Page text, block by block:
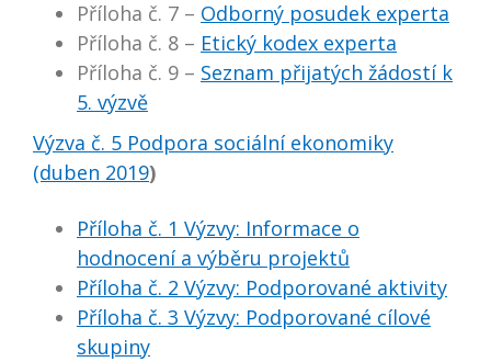
Příloha č. 7 – Odborný posudek experta
Příloha č. 8 – Etický kodex experta
Příloha č. 9 – Seznam přijatých žádostí k
5. výzvě
Výzva č. 5 Podpora sociální ekonomiky
(duben 2019)
Příloha č. 1 Výzvy: Informace o
hodnocení a výběru projektů
Příloha č. 2 Výzvy: Podporované aktivity
Příloha č. 3 Výzvy: Podporované cílové
skupiny